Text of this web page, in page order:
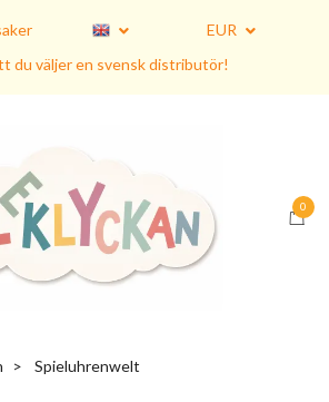
EUR
du väljer en svensk distributör!
0
Spieluhrenwelt